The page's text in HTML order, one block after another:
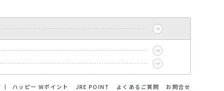
ハッピー Wポイント JRE POINT よくあるご質問 お問合せ